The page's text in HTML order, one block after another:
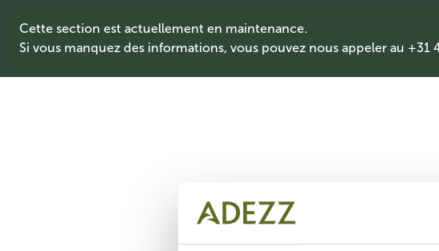
Cette section est actuellement en maintenance.
Si vous manquez des informations, vous pouvez nous appeler au